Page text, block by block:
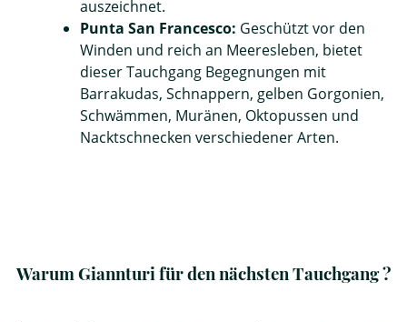
auszeichnet.
Punta San Francesco: Geschützt vor den
Winden und reich an Meeresleben, bietet
dieser Tauchgang Begegnungen mit
Barrakudas, Schnappern, gelben Gorgonien,
Schwämmen, Muränen, Oktopussen und
Nacktschnecken verschiedener Arten.
Warum Giannturi für den nächsten Tauchgang ?